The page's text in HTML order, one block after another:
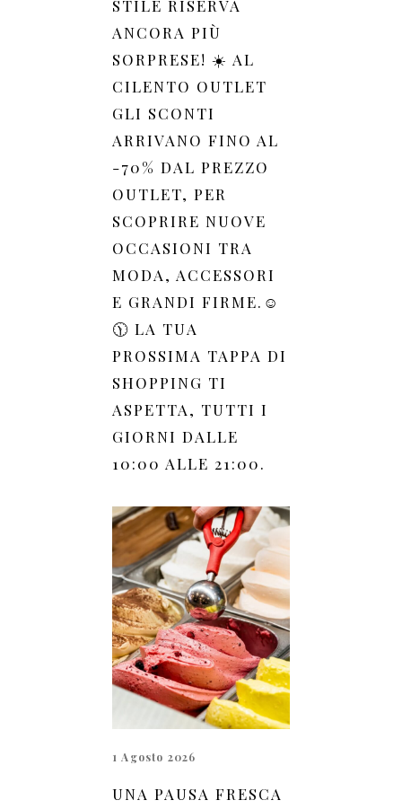
STILE RISERVA
ANCORA PIÙ
SORPRESE! ☀️ AL
CILENTO OUTLET
GLI SCONTI
ARRIVANO FINO AL
-70% DAL PREZZO
OUTLET, PER
SCOPRIRE NUOVE
OCCASIONI TRA
MODA, ACCESSORI
E GRANDI FIRME.☺️
🕦 LA TUA
PROSSIMA TAPPA DI
SHOPPING TI
ASPETTA, TUTTI I
GIORNI DALLE
10:00 ALLE 21:00.
1 Agosto 2026
UNA PAUSA FRESCA